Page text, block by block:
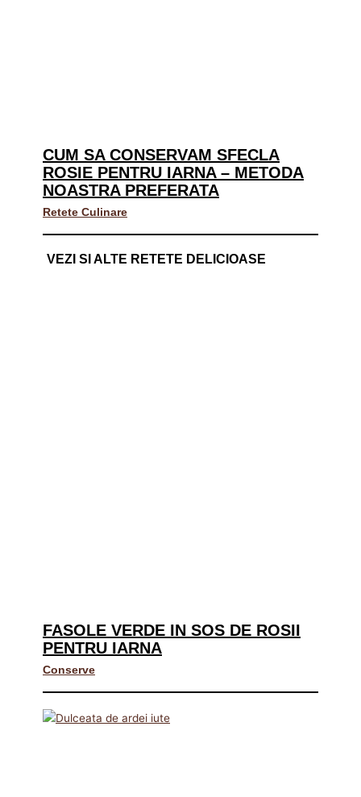
CUM SA CONSERVAM SFECLA
ROSIE PENTRU IARNA – METODA
NOASTRA PREFERATA
Retete Culinare
VEZI SI ALTE RETETE DELICIOASE
FASOLE VERDE IN SOS DE ROSII
PENTRU IARNA
Conserve